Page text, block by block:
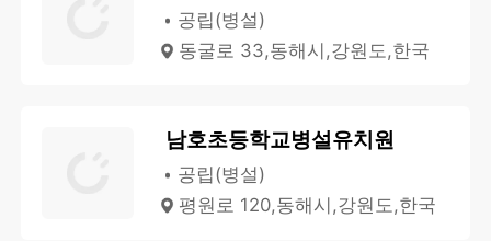
공립(병설)
동굴로 33,동해시,강원도,한국
남호초등학교병설유치원
공립(병설)
평원로 120,동해시,강원도,한국